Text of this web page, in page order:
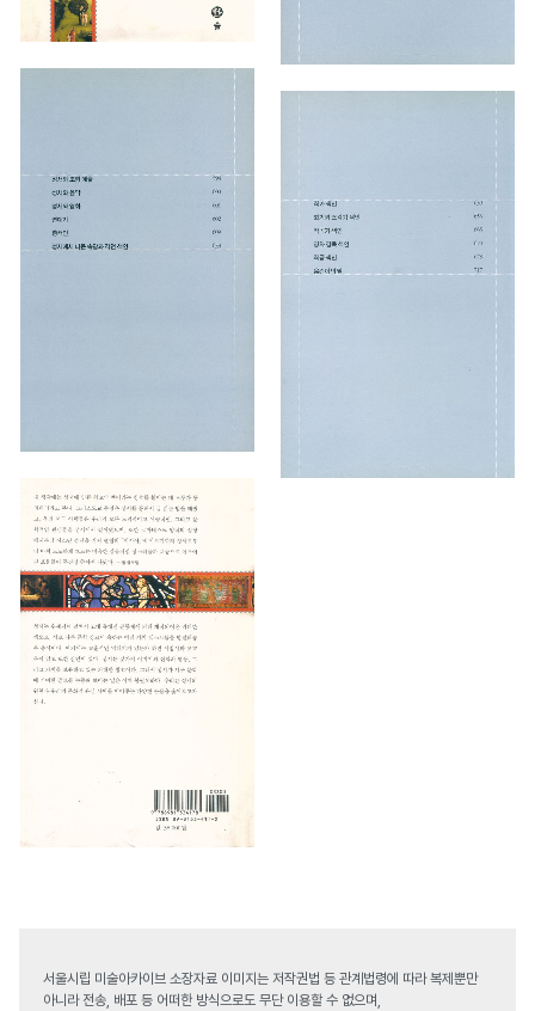
서울시립 미술아카이브 소장자료 이미지는 저작권법 등 관계법령에 따라 복제뿐만
아니라 전송, 배포 등 어떠한 방식으로도 무단 이용할 수 없으며,